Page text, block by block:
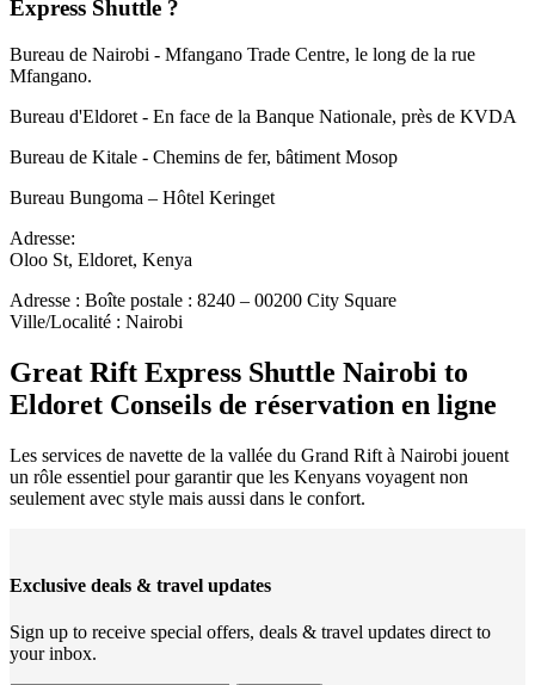
Express Shuttle ?
Bureau de Nairobi - Mfangano Trade Centre, le long de la rue
Mfangano.
Bureau d'Eldoret - En face de la Banque Nationale, près de KVDA
Bureau de Kitale - Chemins de fer, bâtiment Mosop
Bureau Bungoma – Hôtel Keringet
Adresse:
Oloo St, Eldoret, Kenya
Adresse : Boîte postale : 8240 – 00200 City Square
Ville/Localité : Nairobi
Great Rift Express Shuttle Nairobi to
Eldoret Conseils de réservation en ligne
Les services de navette de la vallée du Grand Rift à Nairobi jouent
un rôle essentiel pour garantir que les Kenyans voyagent non
seulement avec style mais aussi dans le confort.
Exclusive deals & travel updates
Sign up to receive special offers, deals & travel updates direct to
your inbox.